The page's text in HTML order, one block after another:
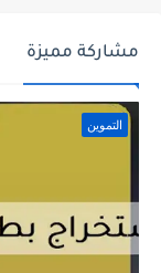
مشاركة مميزة
التموين